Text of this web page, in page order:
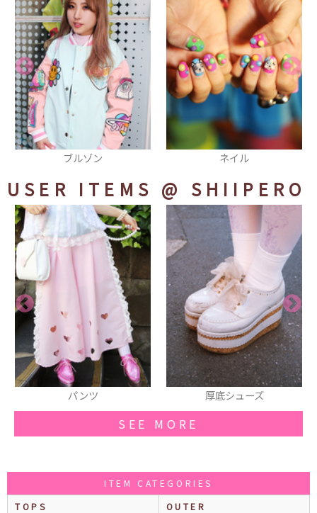
ネイル スマフォカバー
USER ITEMS @ SHIIPERO
厚底シューズ スカート
SEE MORE
ITEM CATEGORIES
TOPS
OUTER